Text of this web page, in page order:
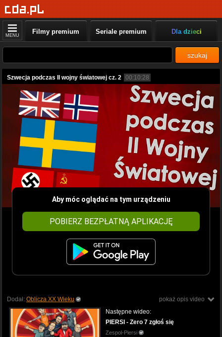
MENU Filmy premium Seriale premium Dla dzieci
szukaj
Szwecja podczas II wojny światowej cz. 2 00:10:28
Aby móc oglądać na tym urządzeniu
POBIERZ BEZPŁATNĄ APLIKACJĘ
pokaż opis video
Dodał: Oblicza XX Wieku
Następne wideo:
PIERSI - Zero 7 zgłoś się
Zespol-Piersi